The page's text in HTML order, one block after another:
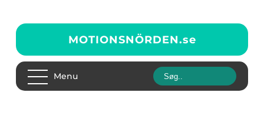
MOTIONSNÖRDEN.se
Menu